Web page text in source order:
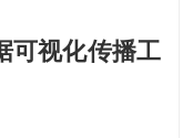
可视化传播工